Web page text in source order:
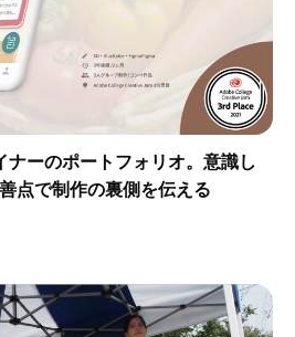
ーのポートフォリオ。意識し
点で制作の裏側を伝える